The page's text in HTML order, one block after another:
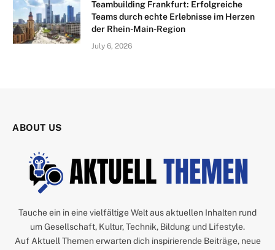
Teambuilding Frankfurt: Erfolgreiche
Teams durch echte Erlebnisse im Herzen
der Rhein-Main-Region
July 6, 2026
ABOUT US
Tauche ein in eine vielfältige Welt aus aktuellen Inhalten rund
um Gesellschaft, Kultur, Technik, Bildung und Lifestyle.
Auf Aktuell Themen erwarten dich inspirierende Beiträge, neue